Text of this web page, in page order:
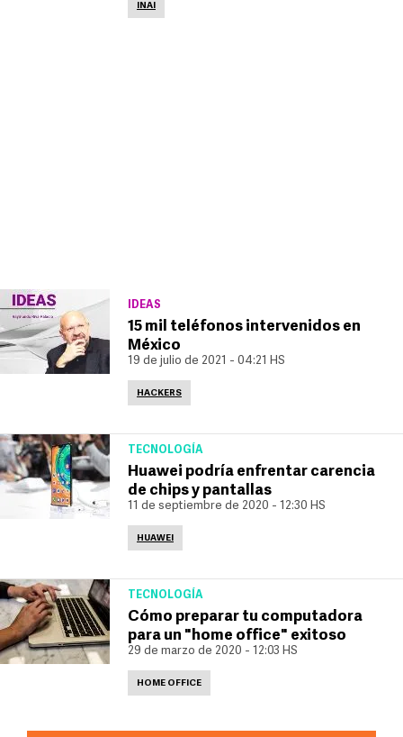
INAI
IDEAS
15 mil teléfonos intervenidos en
México
19 de julio de 2021 - 04:21 HS
HACKERS
TECNOLOGÍA
Huawei podría enfrentar carencia
de chips y pantallas
11 de septiembre de 2020 - 12:30 HS
HUAWEI
TECNOLOGÍA
Cómo preparar tu computadora
para un "home office" exitoso
29 de marzo de 2020 - 12:03 HS
HOME OFFICE